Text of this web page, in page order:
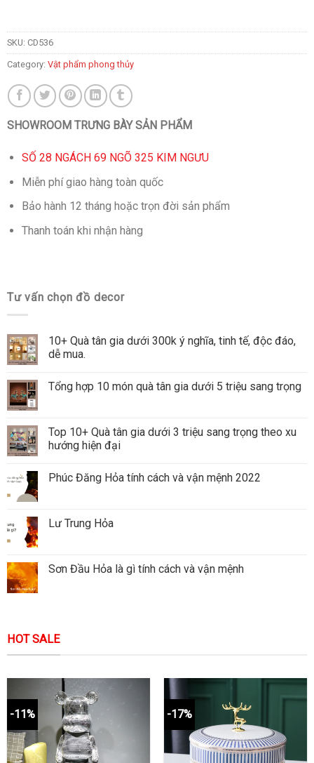
SKU: CD536
Category: Vật phẩm phong thủy
SHOWROOM TRƯNG BÀY SẢN PHẨM
SỐ 28 NGÁCH 69 NGÕ 325 KIM NGƯU
Miễn phí giao hàng toàn quốc
Bảo hành 12 tháng hoặc trọn đời sản phẩm
Thanh toán khi nhận hàng
Tư vấn chọn đồ decor
10+ Quà tân gia dưới 300k ý nghĩa, tinh tế, độc đáo,
dễ mua.
Tổng hợp 10 món quà tân gia dưới 5 triệu sang trọng
Top 10+ Quà tân gia dưới 3 triệu sang trọng theo xu
hướng hiện đại
Phúc Đăng Hỏa tính cách và vận mệnh 2022
Lư Trung Hỏa
Sơn Đầu Hỏa là gì tính cách và vận mệnh
HOT SALE
-11% -17%